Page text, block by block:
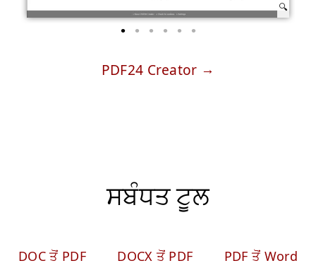
PDF24 Creator
ਸਬੰਧਤ ਟੂਲ
DOC ਤੋਂ PDF DOCX ਤੋਂ PDF PDF ਤੋਂ Word